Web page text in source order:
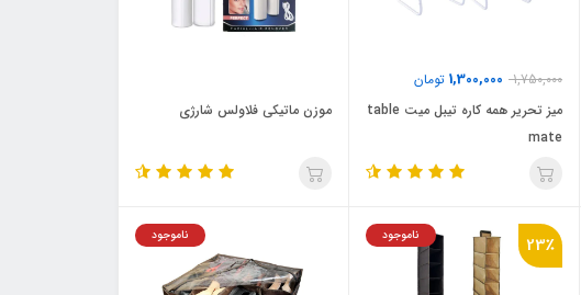
1,750,000
1,300,000 تومان
میز تحریر همه کاره تیبل میت table
mate
موزن ماتیکی فلاولس شارژی
23٪ ناموجود ناموجود